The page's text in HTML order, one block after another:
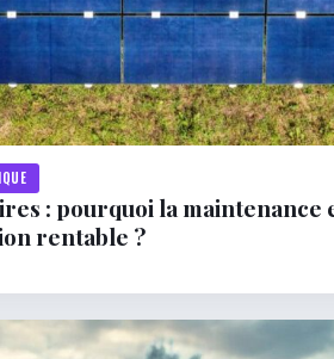
: pourquoi la maintenance
rentable ?